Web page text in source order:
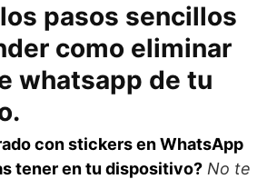
pasos sencillos
como eliminar
whatsapp de tu
con stickers en WhatsApp
tener en tu dispositivo? No te